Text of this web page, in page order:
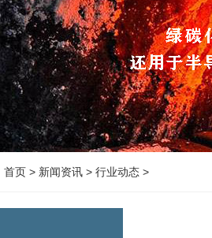
首页 > 新闻资讯 > 行业动态 >